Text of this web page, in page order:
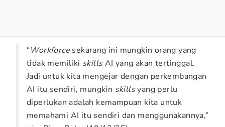
“Workforce sekarang ini mungkin orang yang
tidak memiliki skillsAI yang akan tertinggal.
Jadi untuk kita mengejar dengan perkembangan
AI itu sendiri, mungkin skillsyang perlu
diperlukan adalah kemampuan kita untuk
memahami AI itu sendiri dan menggunakannya,”